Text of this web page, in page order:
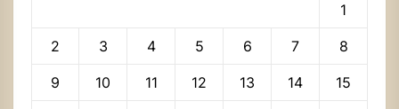
1
2 3 4 5 6 7 8
9 10 11 12 13 14 15